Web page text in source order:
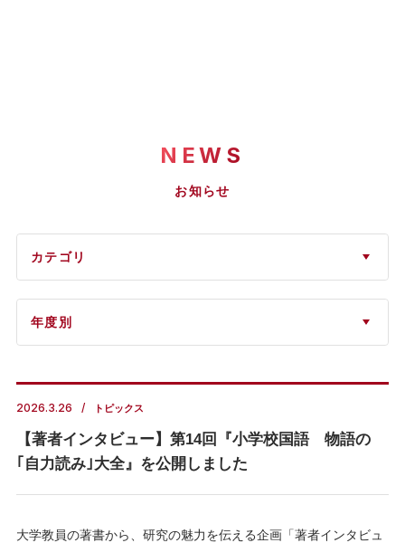
NEWS
お知らせ
2026.3.26 トピックス
【著者インタビュー】第14回『小学校国語 物語の
｢自力読み｣大全』を公開しました
大学教員の著書から、研究の魅力を伝える企画「著者インタビュ
カテゴリ
年度別